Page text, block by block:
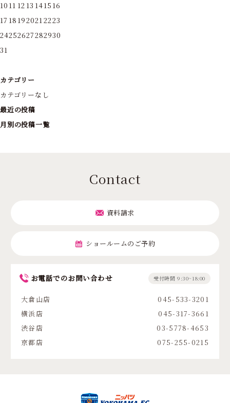
10 11 12 13 1415 16
17 18 1920212223
24252627282930
31
カテゴリー
カテゴリーなし
最近の投稿
月別の投稿一覧
Contact
資料請求
ショールームのご予約
お電話でのお問い合わせ 受付時間 9:30~18:00
大倉山店
045-533-3201
横浜店
045-317-3661
渋谷店
03-5778-4653
京都店
075-255-0215